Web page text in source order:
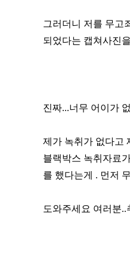
그러더니 저를 무고
되었다는 캡쳐사진
진짜...너무 어이가
제가 녹취가 없다고
블랙박스 녹취자료
를 했다는게 . 먼저
도와주세요 여러분